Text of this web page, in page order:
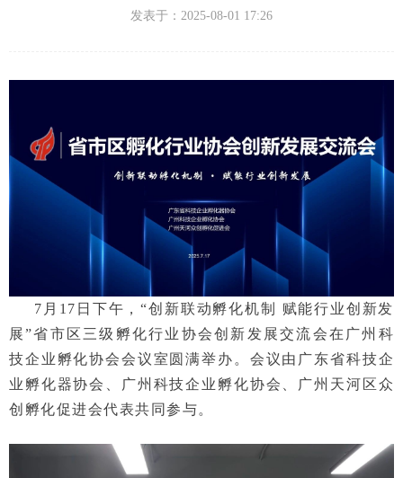
发表于： 2025-08-01 17:26
7月17日下午，“创新联动孵化机制 赋能行业创新发
展”省市区三级孵化行业协会创新发展交流会在广州科
技企业孵化协会会议室圆满举办。会议由广东省科技企
业孵化器协会、广州科技企业孵化协会、广州天河区众
创孵化促进会代表共同参与。